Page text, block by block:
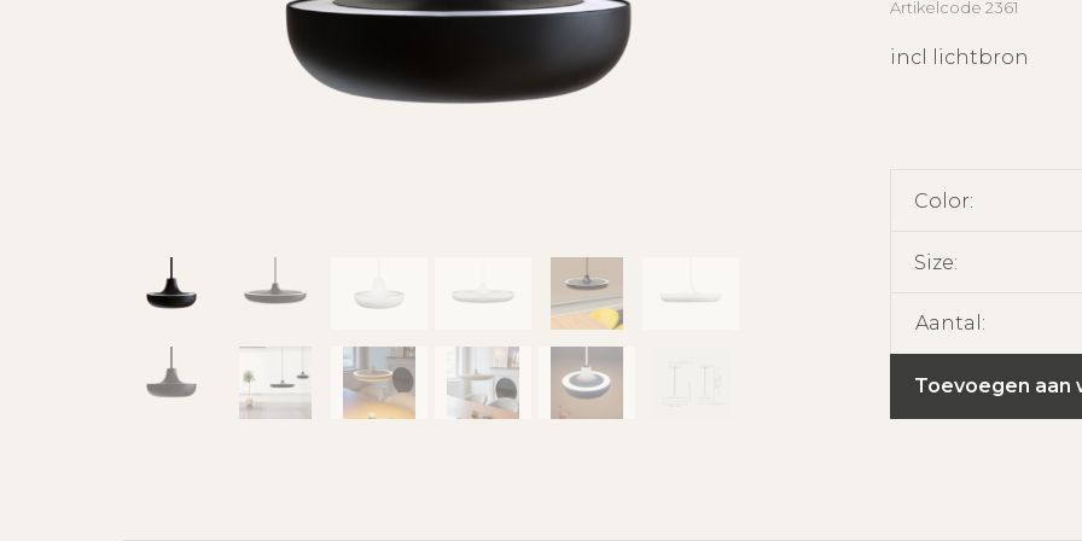
Artikelcode 2361
incl lichtbron
Color:
Size:
Aantal:
Toevoegen aan